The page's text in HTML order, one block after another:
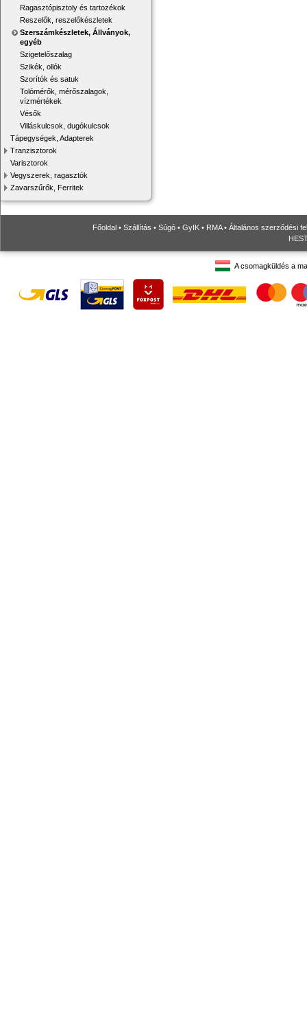
Ragasztópisztoly és tartozékok
Reszelők, reszelőkészletek
Szerszámkészletek, Állványok,
egyéb
Szigetelőszalag
Szikék, ollók
Szorítók és satuk
Tolómérők, mérőszalagok,
vízmértékek
Vésők
Villáskulcsok, dugókulcsok
Tápegységek, Adapterek
Tranzisztorok
Varisztorok
Vegyszerek, ragasztók
Zavarszűrők, Ferritek
Főoldal • Szállítás • Súgó • GyIK • RMA• Általános szerződési
A csomagküldés a